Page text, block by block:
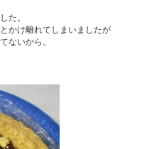
た。
かけ離れてしまいましたが
ないから。